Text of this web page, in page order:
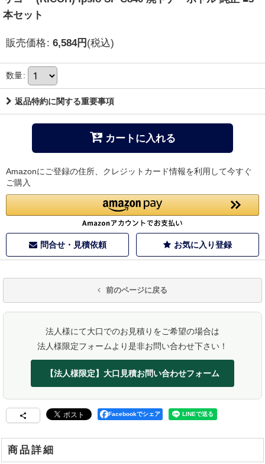
本セット
販売価格: 6,584円 (税込)
数量:
返品特約に関する重要事項
カートに入れる
Amazonにご登録の住所、クレジットカード情報を利用して今すぐ
ご購入
問合せ・見積依頼 お気に入り登録
前のページに戻る
法人様にて大口でのお見積りをご希望の場合は
法人様限定フォームより是非お問い合わせ下さい！
【法人様限定】大口見積お問い合わせフォーム
Facebookでシェア
商品詳細